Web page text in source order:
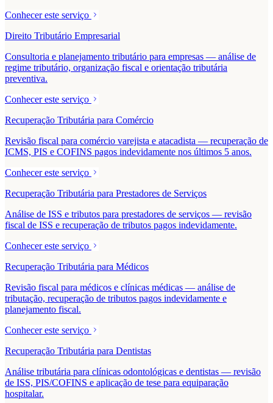
Conhecer este serviço
Direito Tributário Empresarial
Consultoria e planejamento tributário para empresas — análise de
regime tributário, organização fiscal e orientação tributária
preventiva.
Conhecer este serviço
Recuperação Tributária para Comércio
Revisão fiscal para comércio varejista e atacadista — recuperação de
ICMS, PIS e COFINS pagos indevidamente nos últimos 5 anos.
Conhecer este serviço
Recuperação Tributária para Prestadores de Serviços
Análise de ISS e tributos para prestadores de serviços — revisão
fiscal de ISS e recuperação de tributos pagos indevidamente.
Conhecer este serviço
Recuperação Tributária para Médicos
Revisão fiscal para médicos e clínicas médicas — análise de
tributação, recuperação de tributos pagos indevidamente e
planejamento fiscal.
Conhecer este serviço
Recuperação Tributária para Dentistas
Análise tributária para clínicas odontológicas e dentistas — revisão
de ISS, PIS/COFINS e aplicação de tese para equiparação
hospitalar.